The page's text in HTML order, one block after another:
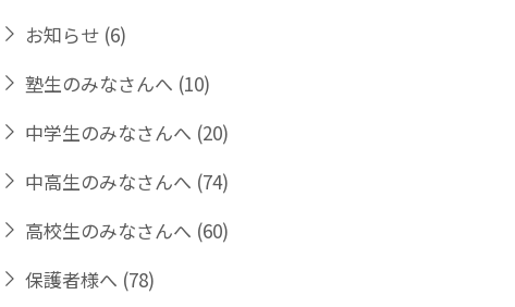
お知らせ (6)
塾生のみなさんへ (10)
中学生のみなさんへ (20)
中高生のみなさんへ (74)
高校生のみなさんへ (60)
保護者様へ (78)